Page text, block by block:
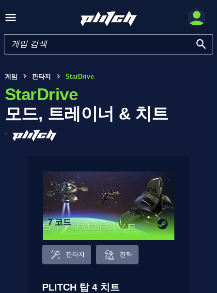
게임 판타지 StarDrive
StarDrive
모드, 트레이너 & 치트
-
7 코드
판타지 전략
PLITCH 탑 4 치트